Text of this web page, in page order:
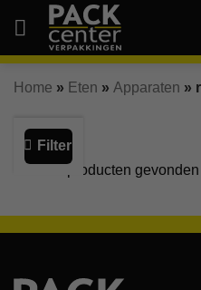
naar
inhoud
Home » Eten » Apparaten »
Filter
Geen producten